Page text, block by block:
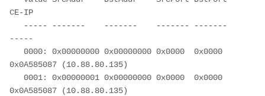
CE-IP
-----
0x0A585087 (10.88.80.135)
0x0A585087 (10.88.80.135)